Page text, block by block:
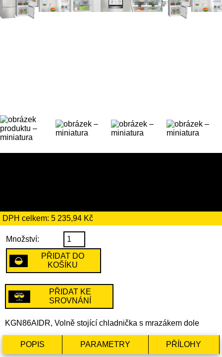
DPH celkem: 5 235,94 Kč
Množství:
PŘIDAT DO
KOŠÍKU
PŘIDAT KE
SROVNÁNÍ
KGN86AIDR, Volně stojící chladnička s mrazákem dole
POPIS PARAMETRY PŘÍLOHY